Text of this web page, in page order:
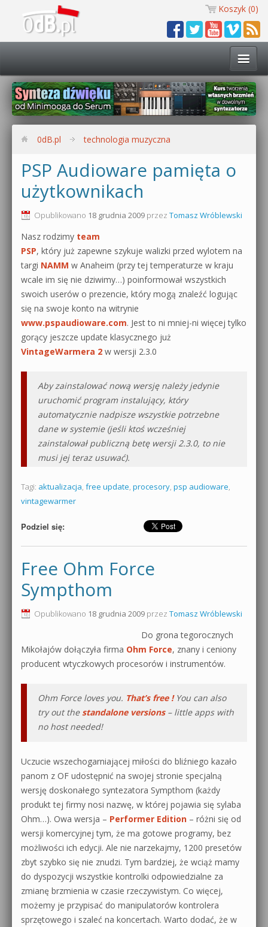
Koszyk (0)
Technologia muzyczna
Kursy i warsztaty
Zobacz wszystkie kursy i warsztaty
Synteza dźwięku 🔥
Produkcja muzyczna w praktyce
Bitwig Studio od podstaw
Produkcja muzyczna od podstaw
Sylenth1 od podstaw
Sound Forge od podstaw
Kontakt 5 Kompendium
Pakiety
Kontakt
0dB.pl
0dB.pl - informacje
Newsletter
Materiały dla mediów
Polityka prywatności
Regulamin
Działanie sklepu internetowego
0dB.pl technologia muzyczna
PSP Audioware pamięta o
użytkownikach
Opublikowano 18 grudnia 2009 przez Tomasz Wróblewski
Nasz rodzimy team
PSP, który już zapewne szykuje walizki przed wylotem na
targi NAMM w Anaheim (przy tej temperaturze w kraju
wcale im się nie dziwimy…) poinformował wszystkich
swoich userów o prezencie, który mogą znaleźć logując
się na swoje konto na witrynie
www.pspaudioware.com. Jest to ni mniej-ni więcej tylko
gorący jeszcze update klasycznego już
VintageWarmera 2 w wersji 2.3.0
Aby zainstalować nową wersję należy jedynie
uruchomić program instalujący, który
automatycznie nadpisze wszystkie potrzebne
dane w systemie (jeśli ktoś wcześniej
zainstalował publiczną betę wersji 2.3.0, to nie
musi jej teraz usuwać).
Tagi: aktualizacja, free update, procesory, psp audioware,
vintagewarmer
Podziel się:
Free Ohm Force
Sympthom
Opublikowano 18 grudnia 2009 przez Tomasz Wróblewski
Do grona tegorocznych
Mikołajów dołączyła firma Ohm Force, znany i ceniony
producent wtyczkowych procesorów i instrumentów.
Ohm Force loves you. That’s free !You can also
try out the standalone versions– little apps with
no host needed!
Uczucie wszechogarniającej miłości do bliźniego kazało
panom z OF udostępnić na swojej stronie specjalną
wersję doskonałego syntezatora Sympthom (każdy
produkt tej firmy nosi nazwę, w której pojawia się sylaba
Ohm…). Owa wersja – Performer Edition – różni się od
wersji komercyjnej tym, że ma gotowe programy, bez
możliwości ich edycji. Ale nie narzekajmy, 1200 presetów
zbyt szybko się nie znudzi. Tym bardziej, że wciąż mamy
do dyspozycji wszystkie kontrolki odpowiedzialne za
zmianę brzmienia w czasie rzeczywistym. Co więcej,
możemy je przypisać do manipulatorów kontrolera
sprzętowego i szaleć na koncertach. Warto dodać, że w